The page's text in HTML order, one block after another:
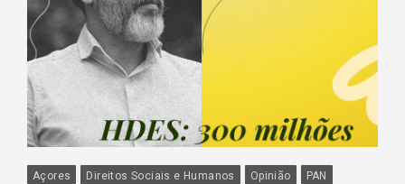
Açores Direitos Sociais e Humanos Opinião
PAN